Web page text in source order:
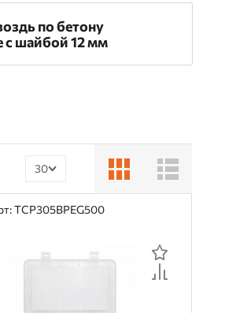
по бетону
с шайбой 12 мм
30
30
TCP305BPEG500